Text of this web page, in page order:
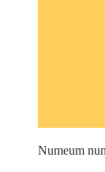
Numeum